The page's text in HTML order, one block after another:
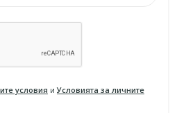
условия иУсловията за личните